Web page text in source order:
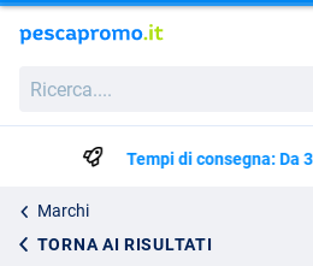
Tempi di consegna: Da
Marchi
TORNA AI RISULTATI